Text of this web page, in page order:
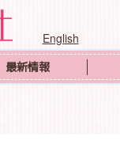
English
最新情報